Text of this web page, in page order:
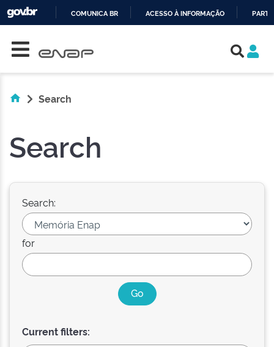
COMUNICA BR ACESSO À INFORMAÇÃO
Search
Search
Search:
for
Current filters: